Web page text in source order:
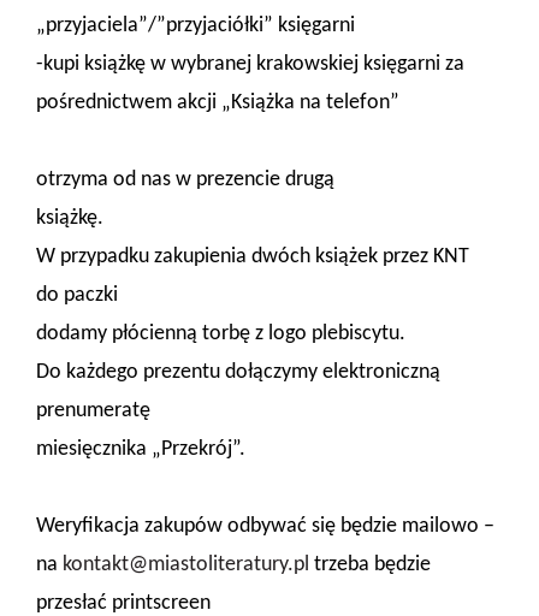
„przyjaciela”/”przyjaciółki” księgarni
-kupi książkę w wybranej krakowskiej księgarni za
pośrednictwem akcji „Książka na telefon”
otrzyma od nas w prezencie drugą
książkę.
W przypadku zakupienia dwóch książek przez KNT
do paczki
dodamy płócienną torbę z logo plebiscytu.
Do każdego prezentu dołączymy elektroniczną
prenumeratę
miesięcznika „Przekrój”.
Weryfikacja zakupów odbywać się będzie mailowo –
na kontakt@miastoliteratury.pl trzeba będzie
przesłać printscreen